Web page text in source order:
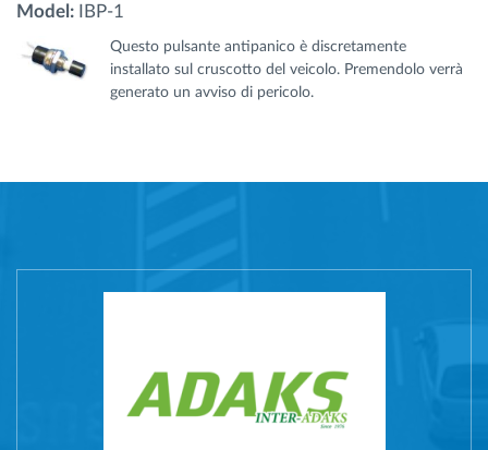
Model: IBP-1
Questo pulsante antipanico è discretamente
installato sul cruscotto del veicolo. Premendolo verrà
generato un avviso di pericolo.